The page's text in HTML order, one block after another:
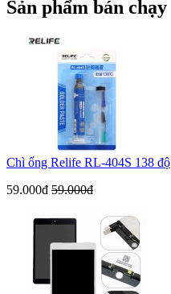
Sản phẩm bán chạy
Chì ống Relife RL-404S 138 độ
59.000đ 59.000đ